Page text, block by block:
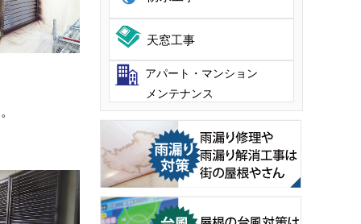
天窓工事
アパート・マンション
メンテナンス